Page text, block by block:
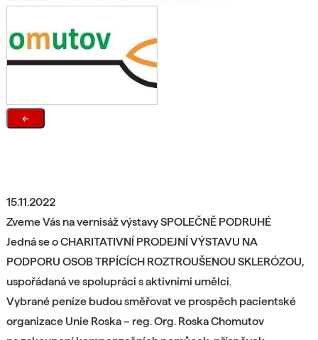
←
15.11.2022
Zveme Vás na vernisáž výstavySPOLEČNĚ PODRUHÉ
Jedná se o CHARITATIVNÍ PRODEJNÍ VÝSTAVU NA
PODPORU OSOB TRPÍCÍCH ROZTROUŠENOU SKLERÓZOU,
uspořádaná ve spolupráci s aktivními umělci.
Vybrané peníze budou směřovat ve prospěch pacientské
organizace Unie Roska – reg. Org. Roska Chomutov